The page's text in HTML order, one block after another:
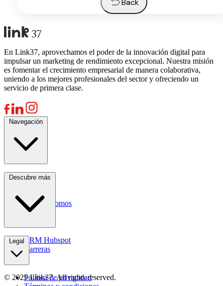
Back
En Link37, aprovechamos el poder de la innovación digital para
impulsar un marketing de rendimiento excepcional. Nuestra misión
es fomentar el crecimiento empresarial de manera colaborativa,
uniendo a los mejores profesionales del sector y ofreciendo un
servicio de primera clase.
Navegación
Servicios
Recursos
Quiénes somos
Contactos
Descubre más
CRM Hubspot
Carreras
Legal
Política de privacidad
© 2025 Link37. All rights reserved.